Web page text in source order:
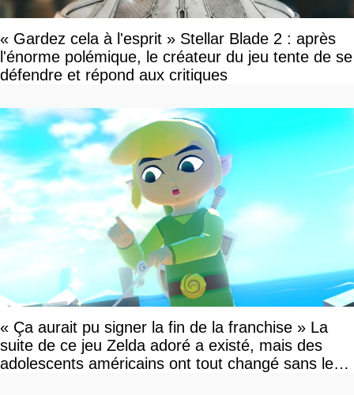
« Gardez cela à l'esprit » Stellar Blade 2 : après
l'énorme polémique, le créateur du jeu tente de se
défendre et répond aux critiques
« Ça aurait pu signer la fin de la franchise » La
suite de ce jeu Zelda adoré a existé, mais des
adolescents américains ont tout changé sans le